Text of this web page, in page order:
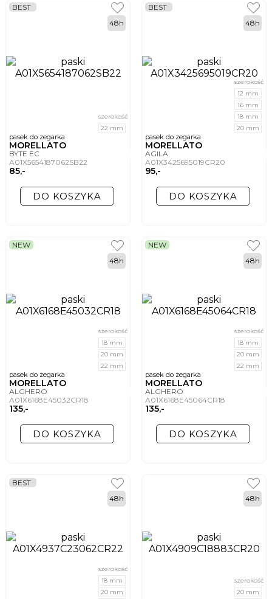
pasek do zegarka
MORELLATO
BYTE EC
A01X5654187062SB22
85,-
BEST
szerokość
22 mm
48h
DO KOSZYKA
pasek do zegarka
MORELLATO
AGILA
A01X3425695019CR20
95,-
BEST
szerokość
12 mm
16 mm
18 mm
20 mm
48h
DO KOSZYKA
pasek do zegarka
MORELLATO
ALGHERO
A01X6168E45032CR18
135,-
NEW
szerokość
18 mm
20 mm
22 mm
48h
DO KOSZYKA
pasek do zegarka
MORELLATO
ALGHERO
A01X6168E45064CR18
135,-
NEW
szerokość
18 mm
20 mm
22 mm
48h
DO KOSZYKA
BEST
szerokość
18 mm
20 mm
48h
szerokość
20 mm
48h